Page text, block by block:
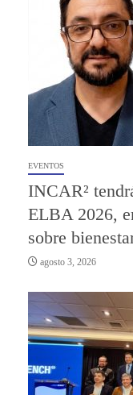
EVENTOS
INCAR²
ELBA 2026,
sobre
agosto 3, 2026